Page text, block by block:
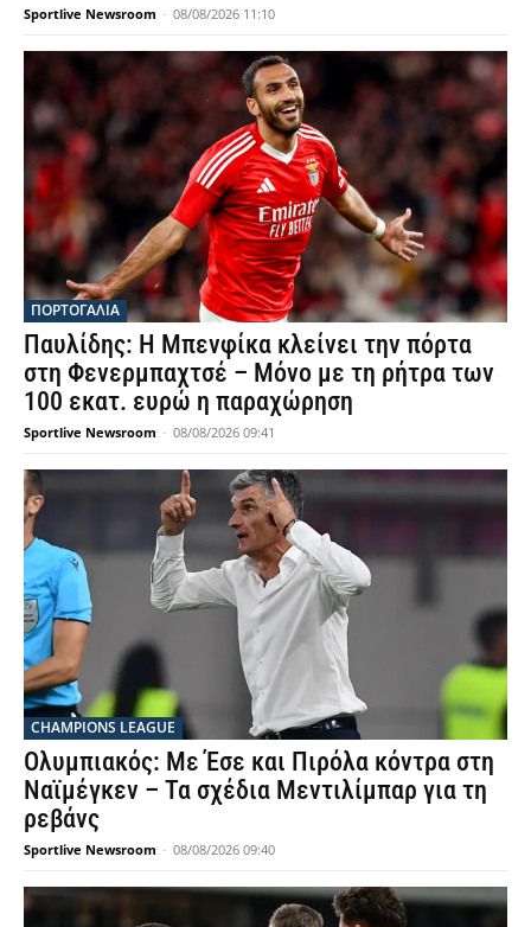
Sportlive Newsroom - 08/08/2026 11:10
ΠΟΡΤΟΓΑΛΙΑ
Παυλίδης: Η Μπενφίκα κλείνει την πόρτα
στη Φενερμπαχτσέ – Μόνο με τη ρήτρα των
100 εκατ. ευρώ η παραχώρηση
Sportlive Newsroom - 08/08/2026 09:41
CHAMPIONS LEAGUE
Ολυμπιακός: Με Έσε και Πιρόλα κόντρα στη
Ναϊμέγκεν – Τα σχέδια Μεντιλίμπαρ για τη
ρεβάνς
Sportlive Newsroom - 08/08/2026 09:40